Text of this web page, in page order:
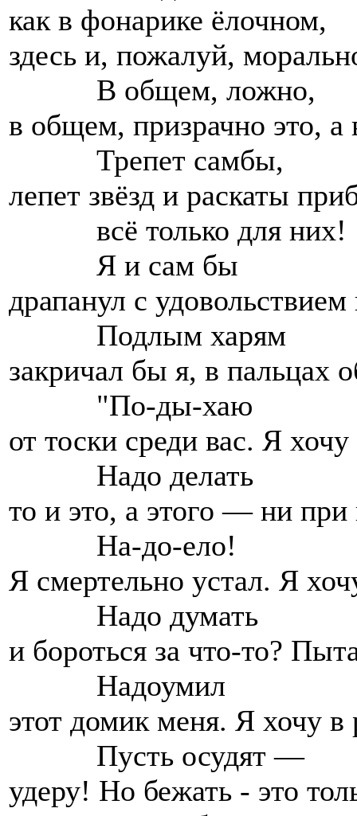
как в фонарике ёлочном,
здесь и, пожалуй,
В общем, ложно,
в общем, призрачно это, а
Трепет самбы,
лепет звёзд и раскаты
всё только для них!
Я и сам бы
драпанул с
Подлым харям
закричал бы я, в пальцах
"По-ды-хаю
от тоски среди вас. Я
Надо делать
то и это, а этого — ни при
На-до-ело!
Я смертельно устал. Я
Надо думать
и бороться за что-то?
Надоумил
этот домик меня. Я хочу в
Пусть осудят —
удеру! Но бежать - это